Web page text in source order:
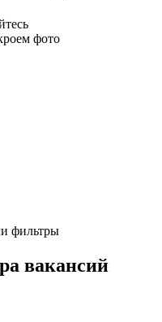
фото
фильтры
вакансий